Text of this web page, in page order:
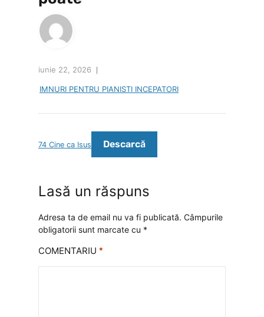
iunie 22, 2026
IMNURI PENTRU PIANISTI INCEPATORI
74 Cine ca Isus Descarcă
Lasă un răspuns
Adresa ta de email nu va fi publicată. Câmpurile
obligatorii sunt marcate cu *
COMENTARIU *